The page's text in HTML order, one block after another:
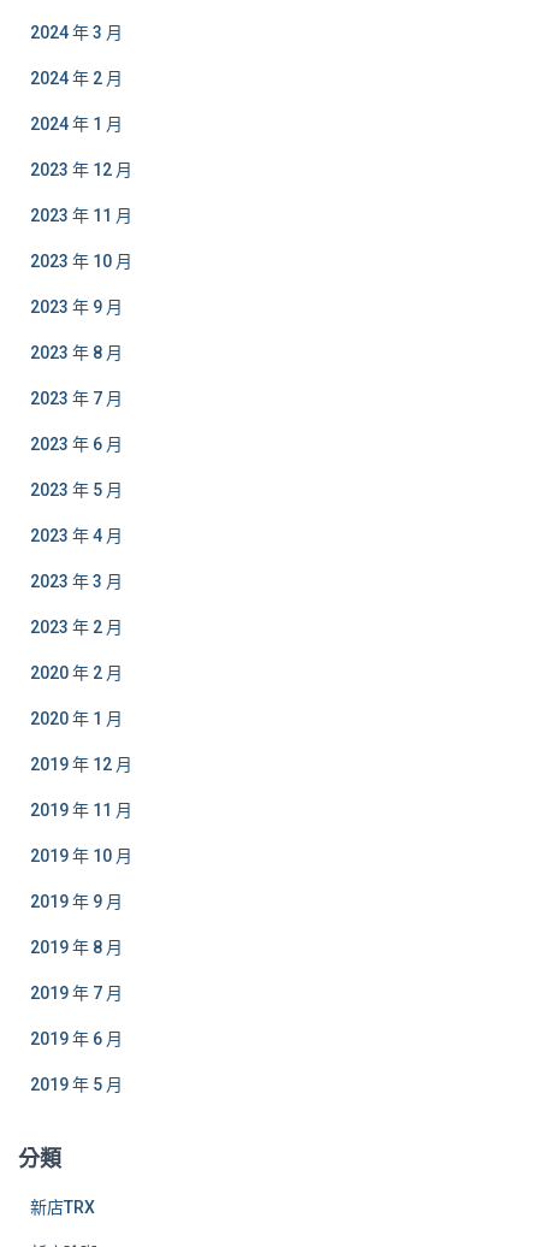
2024 年 3 月
2024 年 2 月
2024 年 1 月
2023 年 12 月
2023 年 11 月
2023 年 10 月
2023 年 9 月
2023 年 8 月
2023 年 7 月
2023 年 6 月
2023 年 5 月
2023 年 4 月
2023 年 3 月
2023 年 2 月
2020 年 2 月
2020 年 1 月
2019 年 12 月
2019 年 11 月
2019 年 10 月
2019 年 9 月
2019 年 8 月
2019 年 7 月
2019 年 6 月
2019 年 5 月
分類
新店TRX